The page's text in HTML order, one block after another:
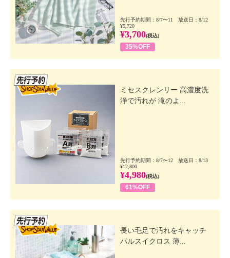
先行予約期間：8/7〜11 放送日：8/12
¥5,720
¥3,700(税込)
35%OFF
ミセスクレンリー 高濃度洗
浄で汚れが 滝のよ...
先行予約期間：8/7〜12 放送日：8/13
¥12,800
¥4,980(税込)
61%OFF
長い毛足で汚れをキャッチ
パルスイクロス 薄...